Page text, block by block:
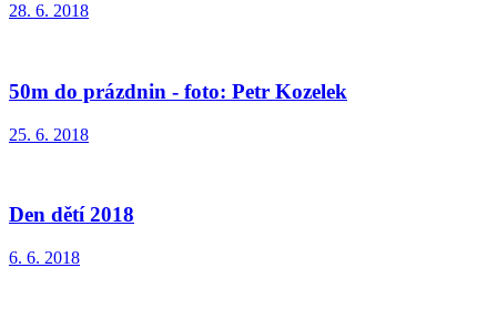
28. 6. 2018
50m do prázdnin - foto: Petr Kozelek
25. 6. 2018
Den dětí 2018
6. 6. 2018